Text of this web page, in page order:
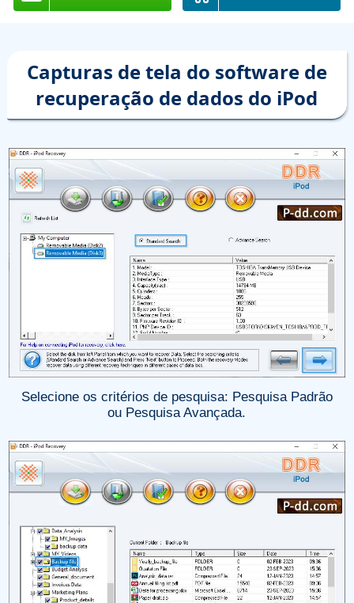
Capturas de tela do software de
recuperação de dados do iPod
Selecione os critérios de pesquisa: Pesquisa Padrão
ou Pesquisa Avançada.